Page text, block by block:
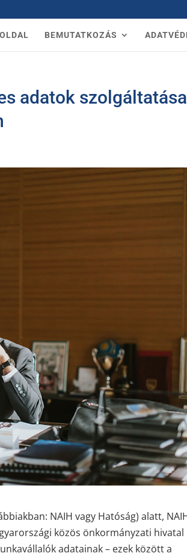
BEMUTATKOZÁS
adatok szolgáltatása
NAIH vagy Hatóság) alatt,
közös önkormányzati hivatal
adatainak – ezek között a